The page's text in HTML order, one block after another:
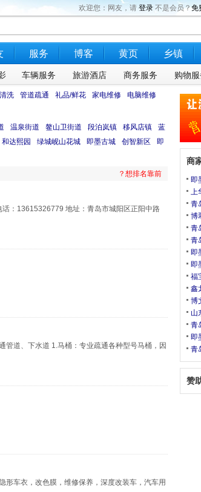
欢迎您：网友，请 登录 不是会员？免
服务 博客 黄页 乡镇
车辆服务 旅游酒店 商务服务 购物
洗 管道疏通 礼品/鲜花 家电维修
电脑维修
温泉街道 鳌山卫街道 段泊岚镇 移风店镇
蓝
和达熙园 绿城岘山花城 即墨古城 创智新区
即
？想排名靠前
：13615326779 地址：青岛市城阳区正阳中路
道、下水道 1.马桶：专业疏通各种型号马桶，因
形车衣，改色膜，维修保养，深度改装车，汽车用
商
即
上
青
博
青
青
即
即
福
鑫
博
山
青
即
青
赞